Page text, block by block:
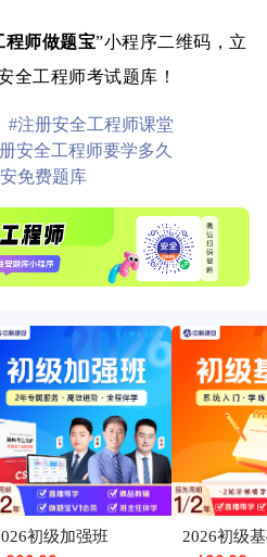
程师做题宝”小程序二维码，立
全工程师考试题库！
#注册安全工程师课堂
安全工程师要学多久
免费题库
初级加强班 2026初级